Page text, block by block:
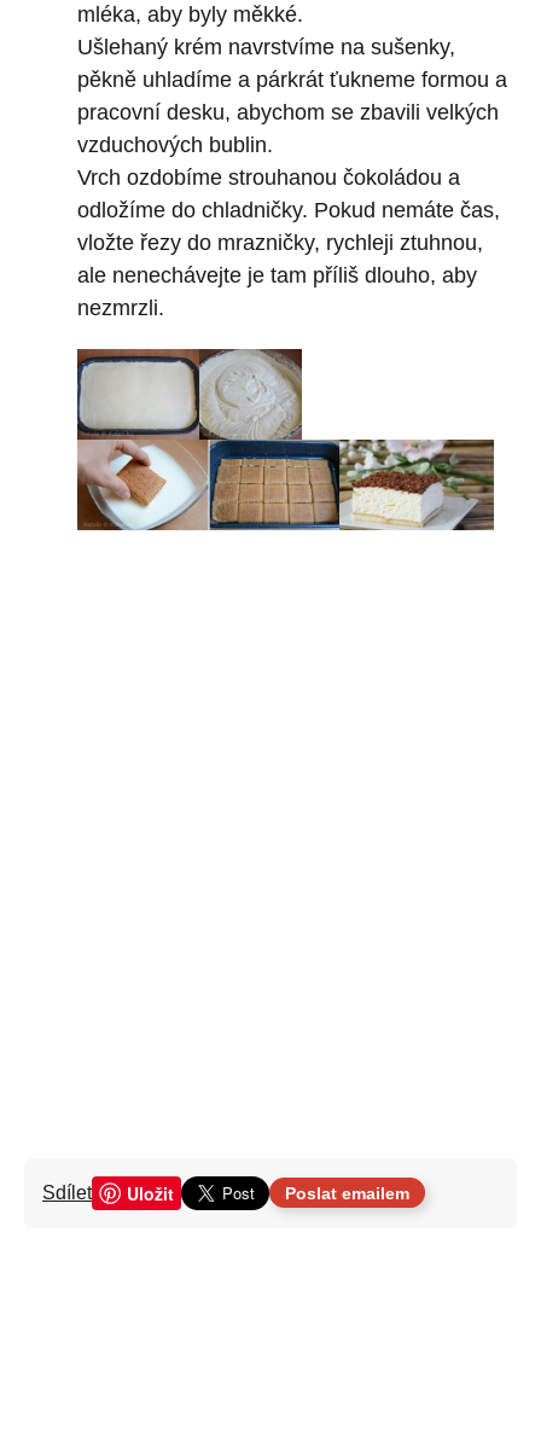
mléka, aby byly měkké.
Ušlehaný krém navrstvíme na sušenky,
pěkně uhladíme a párkrát ťukneme formou a
pracovní desku, abychom se zbavili velkých
vzduchových bublin.
Vrch ozdobíme strouhanou čokoládou a
odložíme do chladničky. Pokud nemáte čas,
vložte řezy do mrazničky, rychleji ztuhnou,
ale nenechávejte je tam příliš dlouho, aby
nezmrzli.
Sdílet Uložit Poslat emailem